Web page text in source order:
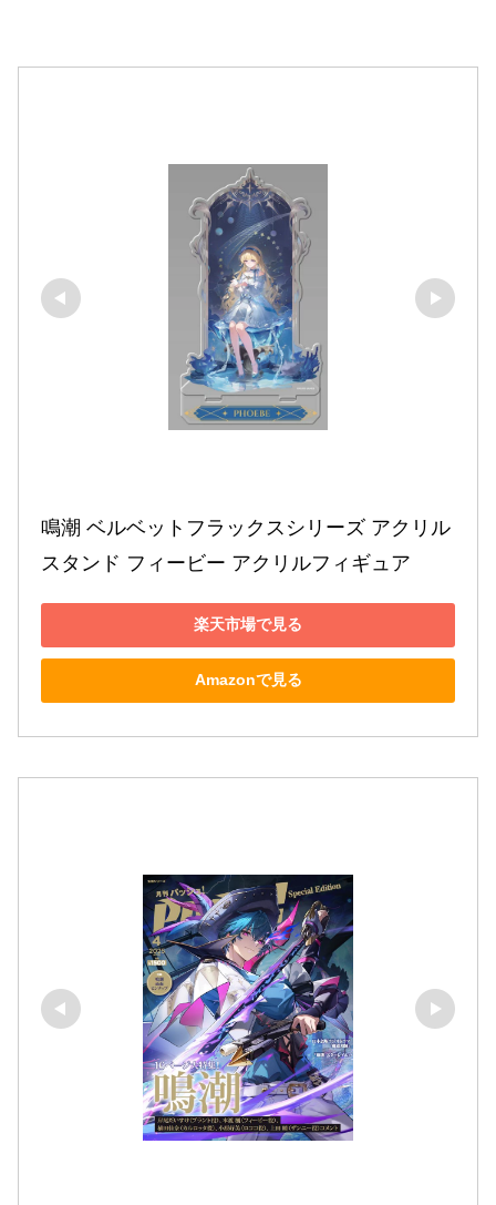
鳴潮 ベルベットフラックスシリーズ アクリル
スタンド フィービー アクリルフィギュア
楽天市場で見る
Amazonで見る